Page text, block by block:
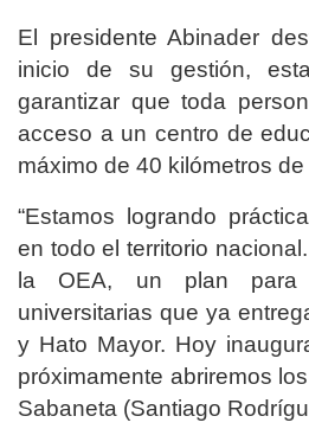
El presidente Abinader
inicio de su gestión,
garantizar que toda
acceso a un centro de
máximo de 40 kilómetros
“Estamos logrando
en todo el territorio
la OEA, un plan para
universitarias que ya
y Hato Mayor. Hoy
próximamente abriremos
Sabaneta (Santiago